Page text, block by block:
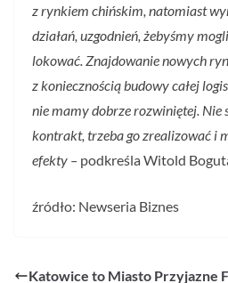
z rynkiem chińskim, natomiast
działań, uzgodnień, żebyśmy
lokować. Znajdowanie nowych
z koniecznością budowy całej
nie mamy dobrze rozwiniętej. Nie
kontrakt, trzeba go zrealizować i
efekty – podkreśla Witold
źródło: Newseria Biznes
Katowice to Miasto Przyjazne